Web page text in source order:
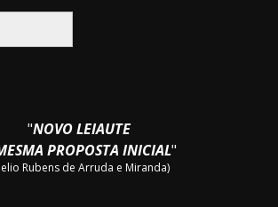
"NOVO LEIAUTE
PROPOSTA INICIAL"
Rubens de Arruda e Miranda)